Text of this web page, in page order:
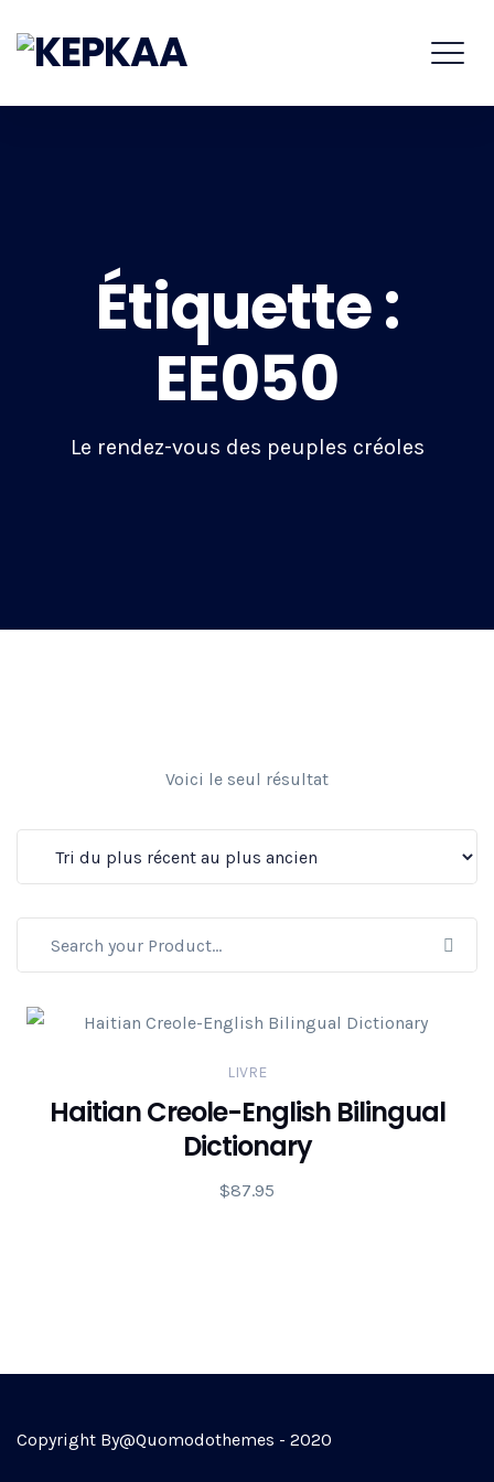
Étiquette :
EE050
Le rendez-vous des peuples créoles
Voici le seul résultat
LIVRE
Haitian Creole-English Bilingual
Dictionary
$87.95
Copyright By@Quomodothemes - 2020